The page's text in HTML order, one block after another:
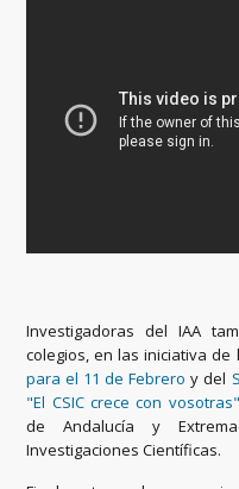
Investigadoras del IAA
colegios, en las iniciativa de
para el 11 de Febrero y del
"El CSIC crece con vosotras"
de Andalucía y
Investigaciones Científicas.